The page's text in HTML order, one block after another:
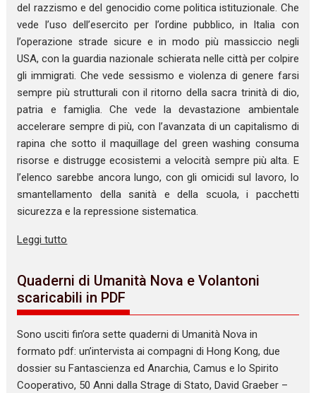
del razzismo e del genocidio come politica istituzionale. Che
vede l’uso dell’esercito per l’ordine pubblico, in Italia con
l’operazione strade sicure e in modo più massiccio negli
USA, con la guardia nazionale schierata nelle città per colpire
gli immigrati. Che vede sessismo e violenza di genere farsi
sempre più strutturali con il ritorno della sacra trinità di dio,
patria e famiglia. Che vede la devastazione ambientale
accelerare sempre di più, con l’avanzata di un capitalismo di
rapina che sotto il maquillage del green washing consuma
risorse e distrugge ecosistemi a velocità sempre più alta. E
l’elenco sarebbe ancora lungo, con gli omicidi sul lavoro, lo
smantellamento della sanità e della scuola, i pacchetti
sicurezza e la repressione sistematica.
Leggi tutto
Quaderni di Umanità Nova e Volantoni
scaricabili in PDF
Sono usciti fin’ora sette quaderni di Umanità Nova in
formato pdf: un’intervista ai compagni di Hong Kong, due
dossier su Fantascienza ed Anarchia, Camus e lo Spirito
Cooperativo, 50 Anni dalla Strage di Stato, David Graeber –